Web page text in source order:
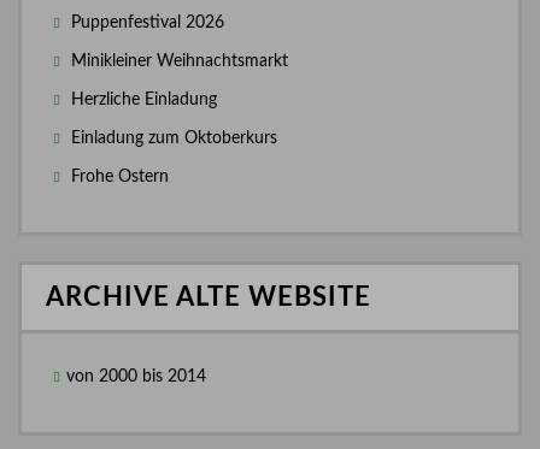
Puppenfestival 2026
Minikleiner Weihnachtsmarkt
Herzliche Einladung
Einladung zum Oktoberkurs
Frohe Ostern
ARCHIVE ALTE WEBSITE
von 2000 bis 2014